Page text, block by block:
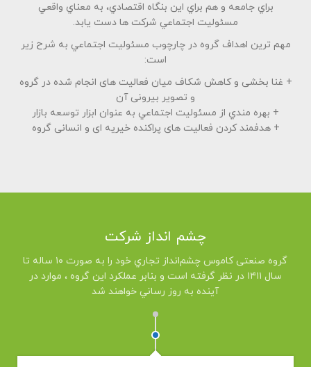
براي جامعه و هم براي اين بنگاه اقتصادي، به معناي واقعي
مسئوليت اجتماعي شركت ها دست يابد.
مهم ترين اهداف گروه در چارچوب مسئوليت اجتماعي به شرح زير
است:
+ غنا بخشی و كاهش شكاف ميان فعاليت های انجام شده در گروه
و تصوير بيرونی آن
+ بهره مندي از مسئوليت اجتماعي به عنوان ابزار توسعه بازار
+ هدفمند كردن فعاليت های پراكنده خيريه ای و انسانی گروه
چشم انداز شرکت
گروه صنعتی کاموس چشم‌انداز تجاري خود را به صورت ۱۰ ساله تا
سال ۱۴۱۱ در نظر گرفته است و بنابر عملكرد اين گروه ، موارد در
آينده به روز رساني خواهند شد